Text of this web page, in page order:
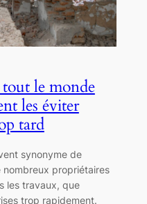
le monde
les éviter
tard
synonyme de
propriétaires
les travaux, que
trop rapidement.